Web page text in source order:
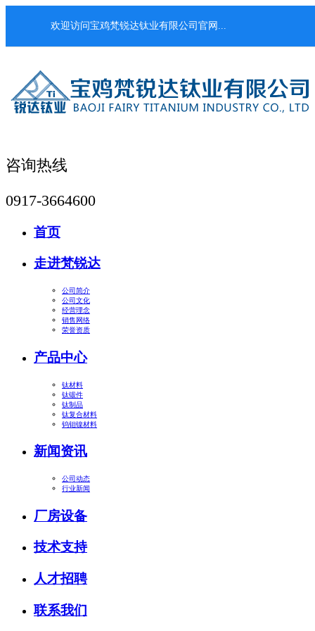
欢迎访问宝鸡梵锐达钛业有限公司官网...
咨询热线
0917-3664600
首页
走进梵锐达
公司简介
公司文化
经营理念
销售网络
荣誉资质
产品中心
钛材料
钛锻件
钛制品
钛复合材料
钨钼镍材料
新闻资讯
公司动态
行业新闻
厂房设备
技术支持
人才招聘
联系我们